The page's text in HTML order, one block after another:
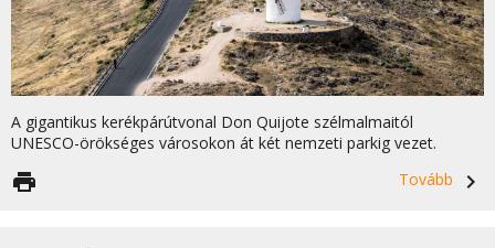
A gigantikus kerékpárútvonal Don Quijote szélmalmaitól
UNESCO-örökséges városokon át két nemzeti parkig vezet.
Tovább
navigate_next
print